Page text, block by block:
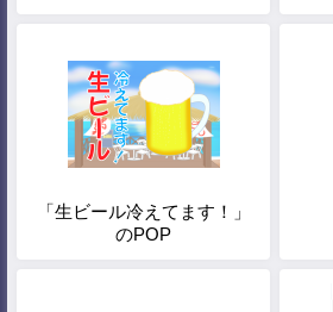
「生ビール冷えてます！」
のPOP